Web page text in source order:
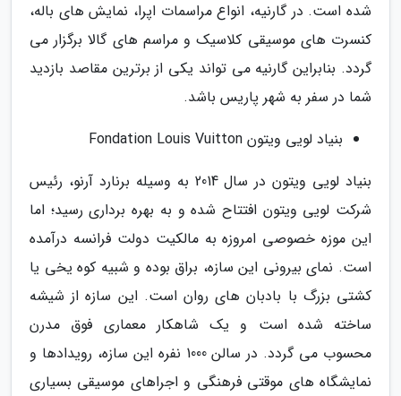
شده است. در گارنیه، انواع مراسمات اپرا، نمایش های باله،
کنسرت های موسیقی کلاسیک و مراسم های گالا برگزار می
گردد. بنابراین گارنیه می تواند یکی از برترین مقاصد بازدید
شما در سفر به شهر پاریس باشد.
بنیاد لویی ویتون Fondation Louis Vuitton
بنیاد لویی ویتون در سال 2014 به وسیله برنارد آرنو، رئیس
شرکت لویی ویتون افتتاح شده و به بهره برداری رسید؛ اما
این موزه خصوصی امروزه به مالکیت دولت فرانسه درآمده
است. نمای بیرونی این سازه، براق بوده و شبیه کوه یخی یا
کشتی بزرگ با بادبان های روان است. این سازه از شیشه
ساخته شده است و یک شاهکار معماری فوق مدرن
محسوب می گردد. در سالن 1000 نفره این سازه، رویدادها و
نمایشگاه های موقتی فرهنگی و اجراهای موسیقی بسیاری